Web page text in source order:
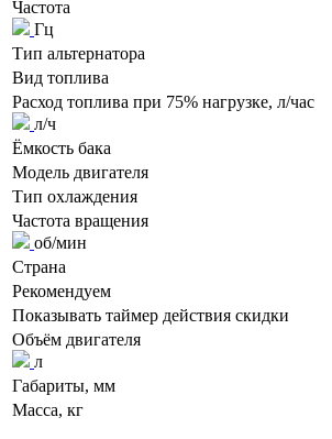
Частота
Гц
Тип альтернатора
Вид топлива
Расход топлива при 75% нагрузке, л/час
л/ч
Ёмкость бака
Модель двигателя
Тип охлаждения
Частота вращения
об/мин
Страна
Рекомендуем
Показывать таймер действия скидки
Объём двигателя
л
Габариты, мм
Масса, кг